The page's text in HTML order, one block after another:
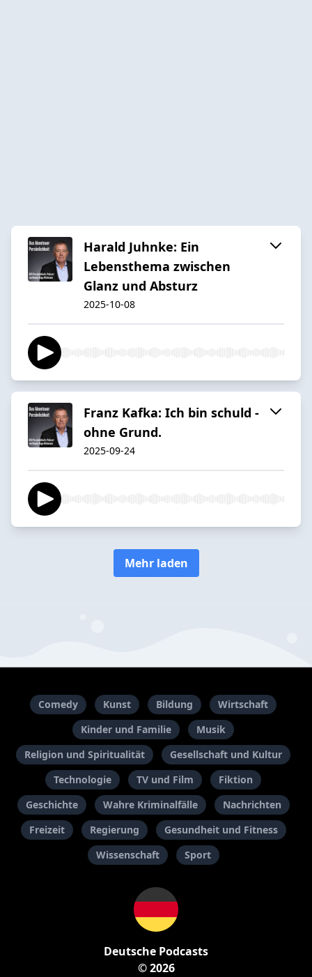
Harald Juhnke: Ein
Lebensthema zwischen
Glanz und Absturz
2025-10-08
Franz Kafka: Ich bin schuld -
ohne Grund.
2025-09-24
Mehr laden
Comedy Kunst Bildung
Wirtschaft
Kinder und Familie
Musik
Religion und Spiritualität
Gesellschaft und Kultur
Technologie
TV und Film
Fiktion
Geschichte
Wahre Kriminalfälle
Nachrichten
Freizeit
Regierung
Gesundheit und Fitness
Wissenschaft
Sport
Deutsche Podcasts
© 2026